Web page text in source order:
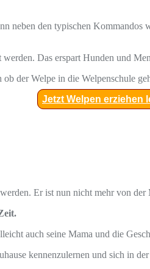
neben den typischen
Das erspart Hunden und
der Welpe in die Welpenschule
Jetzt Welpen erziehen
Er ist nun nicht mehr von
auch seine Mama und die
kennenzulernen und sich in